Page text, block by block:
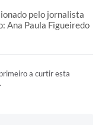
pelo jornalista
Ana Paula Figueiredo
a curtir esta